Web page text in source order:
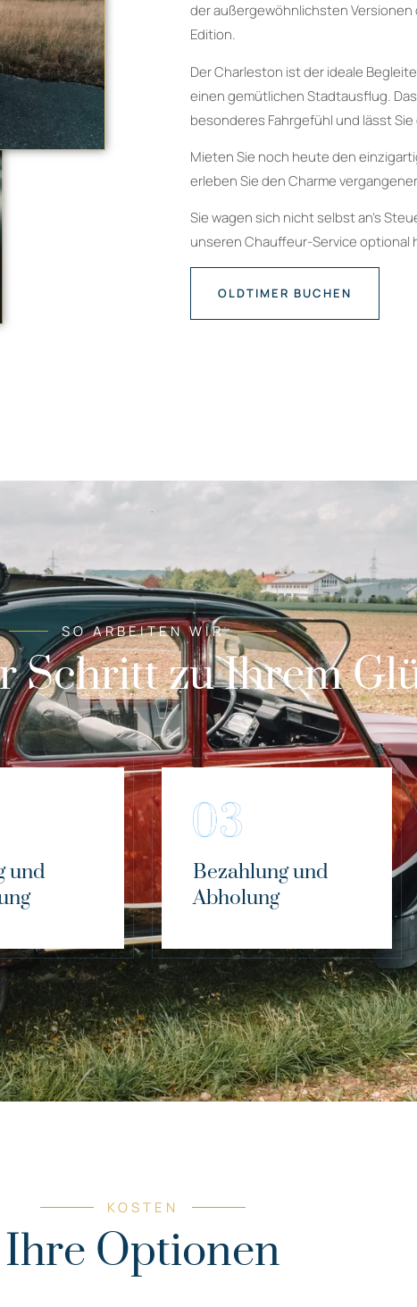
der außergewöhnlichsten
Edition.
Der Charleston ist der ideale
einen gemütlichen Stadtausflug.
besonderes Fahrgefühl und lässt
Mieten Sie noch heute den
erleben Sie den Charme
Sie wagen sich nicht selbst an’s
unseren Chauffeur-Service optional
OLDTIMER BUCHEN
SO ARBEITEN WIR
Schritt zu Ihrem
und
Bezahlung und
Abholung
KOSTEN
Ihre Optionen